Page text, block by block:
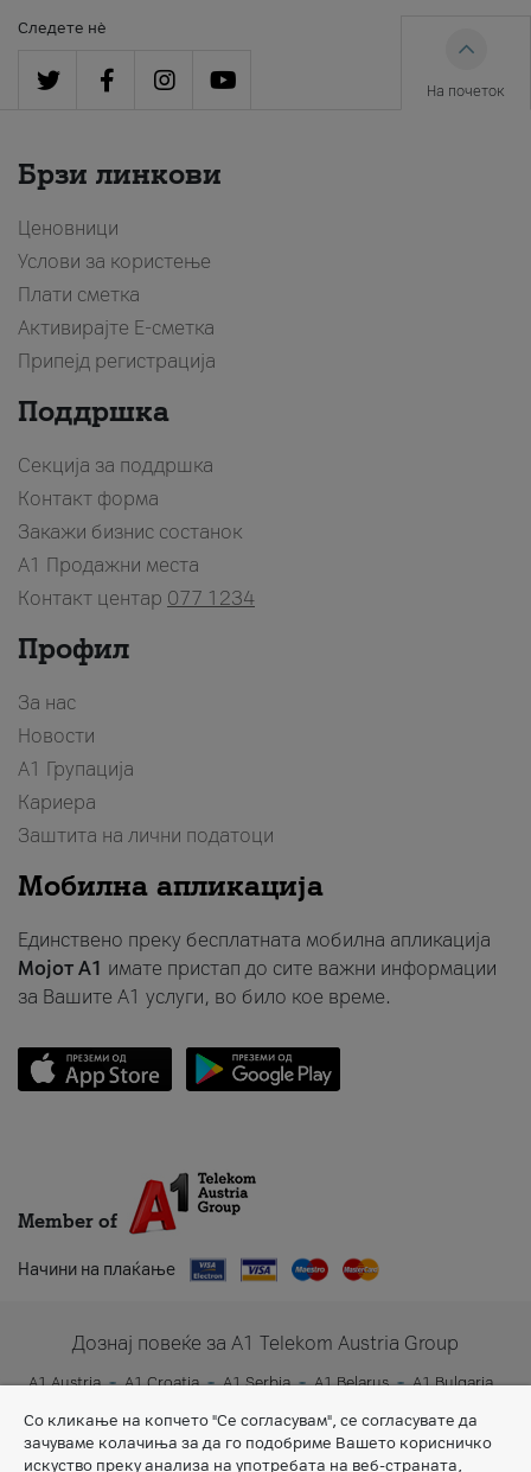
Следете нè
На почеток
Брзи линкови
Ценовници
Услови за користење
Плати сметка
Активирајте Е-сметка
Припејд регистрација
Поддршка
Секција за поддршка
Контакт форма
Закажи бизнис состанок
A1 Продажни места
Контакт центар 077 1234
Профил
За нас
Новости
А1 Групација
Кариера
Заштита на лични податоци
Мобилна апликација
Единствено преку бесплатната мобилна апликација
Мојот A1 имате пристап до сите важни информации
за Вашите A1 услуги, во било кое време.
Member of
Начини на плаќање
Дознај повеќе за A1 Telekom Austria Group
A1 Austria A1 Croatia A1 Serbia A1 Belarus
A1 Bulgaria
Со кликање на копчето "Се согласувам", се согласувате да
зачуваме колачиња за да го подобриме Вашето корисничко
искуство преку анализа на употребата на веб-страната,